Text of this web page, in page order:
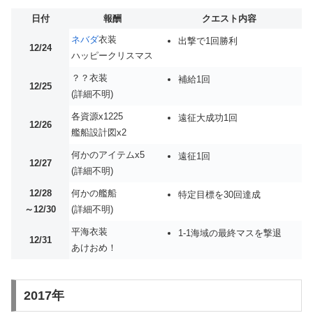
日付 報酬 クエスト内容
12/24
ネバダ衣装
ハッピークリスマス
出撃で1回勝利
12/25
？？衣装
(詳細不明)
補給1回
12/26
各資源x1225
艦船設計図x2
遠征大成功1回
12/27
何かのアイテムx5
(詳細不明)
遠征1回
12/28
～12/30
何かの艦船
(詳細不明)
特定目標を30回達成
12/31
平海衣装
あけおめ！
1-1海域の最終マスを撃退
2017年